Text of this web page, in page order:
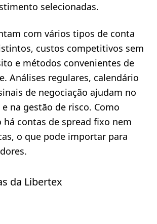
selecionadas.
com vários tipos de conta
custos competitivos sem
e métodos convenientes de
Análises regulares, calendário
de negociação ajudam no
na gestão de risco. Como
há contas de spread fixo nem
o que pode importar para
da Libertex